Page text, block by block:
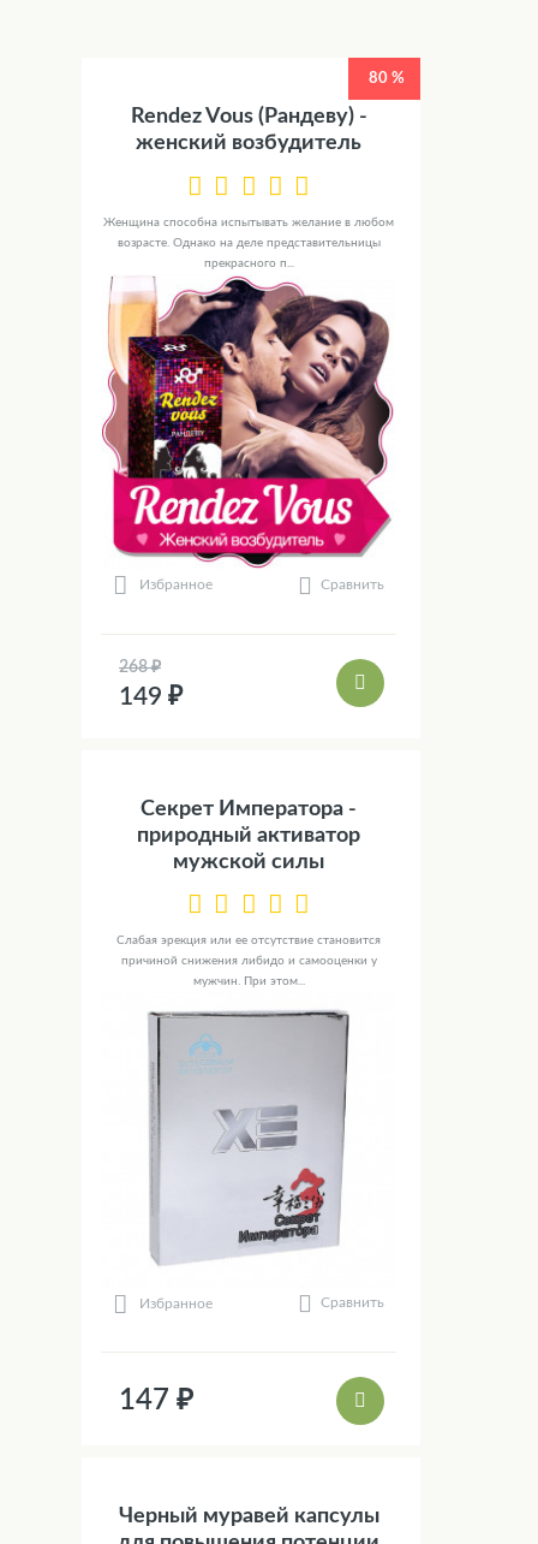
80 %
Rendez Vous (Рандеву) -
женский возбудитель
Женщина способна испытывать желание в любом
возрасте. Однако на деле представительницы
прекрасного п...
Избранное Сравнить
268 ₽
149 ₽
Секрет Императора -
природный активатор
мужской силы
Слабая эрекция или ее отсутствие становится
причиной снижения либидо и самооценки у
мужчин. При этом...
Избранное Сравнить
147 ₽
Черный муравей капсулы